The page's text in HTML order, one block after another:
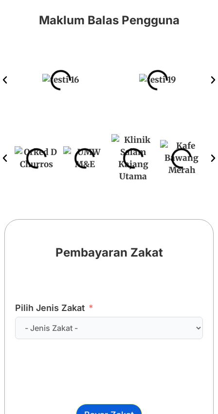
Maklum Balas Pengguna
Pembayaran Zakat
Pilih Jenis Zakat